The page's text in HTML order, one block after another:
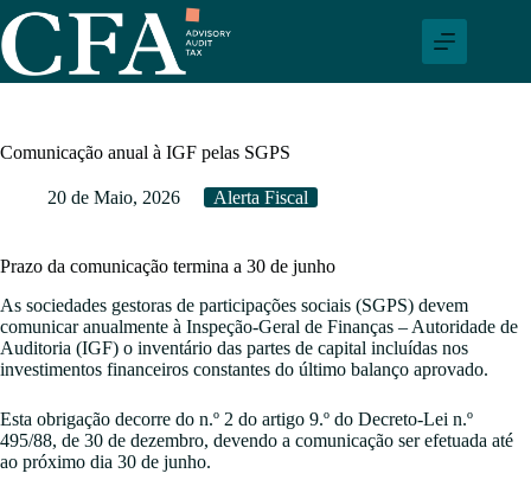
Pular
para
o
conteúdo
Comunicação anual à IGF pelas SGPS
20 de Maio, 2026 Alerta Fiscal
Prazo da comunicação termina a 30 de junho
As sociedades gestoras de participações sociais (SGPS) devem
comunicar anualmente à Inspeção-Geral de Finanças – Autoridade de
Auditoria (IGF) o inventário das partes de capital incluídas nos
investimentos financeiros constantes do último balanço aprovado.
Esta obrigação decorre do n.º 2 do artigo 9.º do Decreto-Lei n.º
495/88, de 30 de dezembro, devendo a comunicação ser efetuada até
ao próximo dia 30 de junho.